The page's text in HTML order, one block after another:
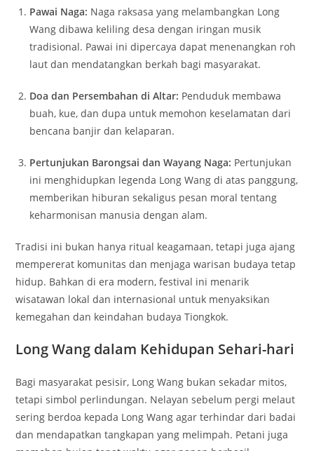
Pawai Naga: Naga raksasa yang melambangkan Long
Wang dibawa keliling desa dengan iringan musik
tradisional. Pawai ini dipercaya dapat menenangkan roh
laut dan mendatangkan berkah bagi masyarakat.
Doa dan Persembahan di Altar: Penduduk membawa
buah, kue, dan dupa untuk memohon keselamatan dari
bencana banjir dan kelaparan.
Pertunjukan Barongsai dan Wayang Naga: Pertunjukan
ini menghidupkan legenda Long Wang di atas panggung,
memberikan hiburan sekaligus pesan moral tentang
keharmonisan manusia dengan alam.
Tradisi ini bukan hanya ritual keagamaan, tetapi juga ajang
mempererat komunitas dan menjaga warisan budaya tetap
hidup. Bahkan di era modern, festival ini menarik
wisatawan lokal dan internasional untuk menyaksikan
kemegahan dan keindahan budaya Tiongkok.
Long Wang dalam Kehidupan Sehari-hari
Bagi masyarakat pesisir, Long Wang bukan sekadar mitos,
tetapi simbol perlindungan. Nelayan sebelum pergi melaut
sering berdoa kepada Long Wang agar terhindar dari badai
dan mendapatkan tangkapan yang melimpah. Petani juga